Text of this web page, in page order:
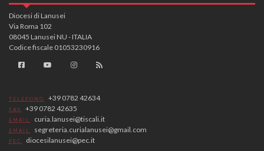
Diocesi di Lanusei
Via Roma 102
08045 Lanusei NU - ITALIA
Codice fiscale 01053230916
TELEFONO +39 0782 42634
FAX +39 0782 42635
EMAIL curia.lanusei@tiscali.it
EMAIL segreteria.curialanusei@gmail.com
PEC diocesilanusei@pec.it